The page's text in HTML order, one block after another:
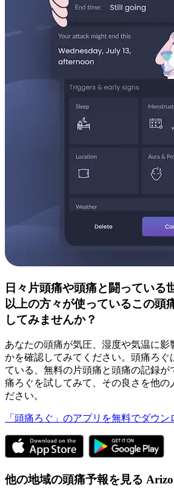
日々片頭痛や頭痛と闘っている
以上の方々が使っているこの頭
してみませんか？
あなたの頭痛が気圧、湿度や気温に影
かを確認してみてください。頭痛ろぐ
ている、無料の片頭痛と頭痛の記録が
痛ろぐを試してみて、その良さを他の
ださい。
「頭痛ろぐ」のアプリを無料でダウン
他の地域の頭痛予報を見る